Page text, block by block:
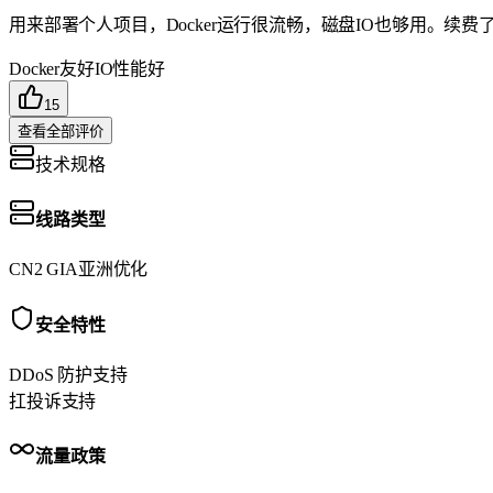
用来部署个人项目，Docker运行很流畅，磁盘IO也够用。续费
Docker友好IO性能好
15
查看全部评价
技术规格
线路类型
CN2 GIA亚洲优化
安全特性
DDoS 防护支持
扛投诉支持
流量政策